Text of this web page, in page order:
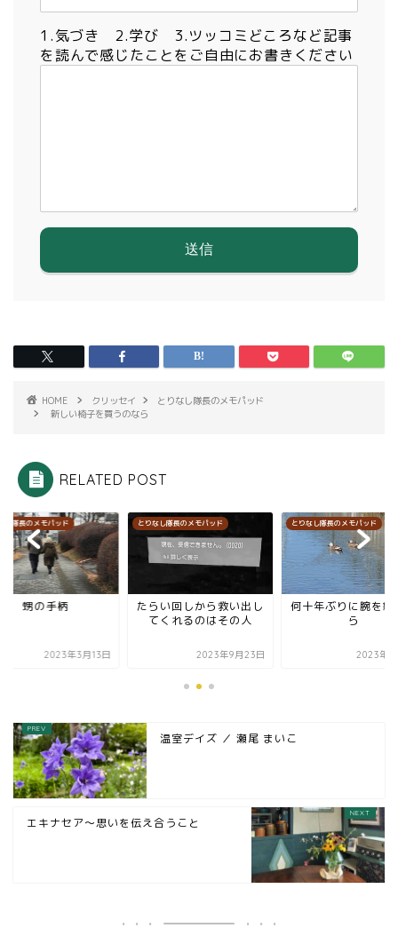
1.気づき 2.学び 3.ツッコミどころなど記事
を読んで感じたことをご自由にお書きください
HOME クリッセイ
とりなし隊長のメモパッド
新しい椅子を買うのなら
RELATED POST
し隊長のメモパッド
甥の手柄
2023年3月13日
とりなし隊長のメモパッド
たらい回しから救い出し
てくれるのはその人
2023年9月23日
とりなし隊長のメモパッド
何十年ぶりに腕を組
ら
2023年3
温室デイズ ／ 瀬尾 まいこ
エキナセア～思いを伝え合うこと